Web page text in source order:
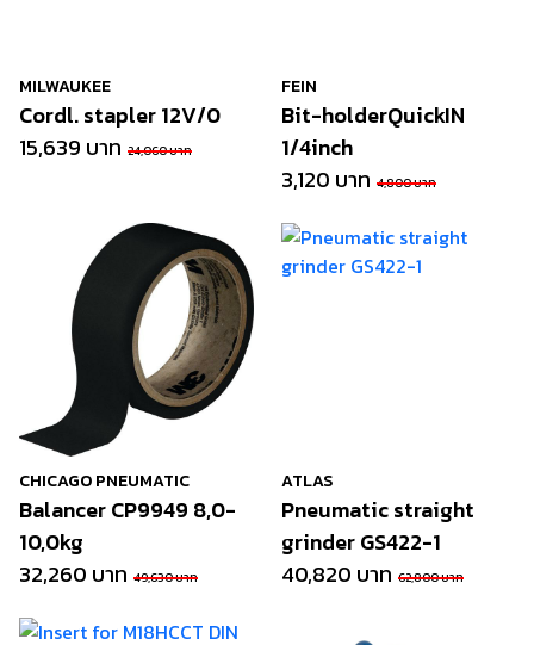
MILWAUKEE
Cordl. stapler 12V/0
15,639 บาท 24,060 บาท
FEIN
Bit-holderQuickIN
1/4inch
3,120 บาท 4,800 บาท
CHICAGO PNEUMATIC
Balancer CP9949 8,0-
10,0kg
32,260 บาท 49,630 บาท
ATLAS
Pneumatic straight
grinder GS422-1
40,820 บาท 62,800 บาท